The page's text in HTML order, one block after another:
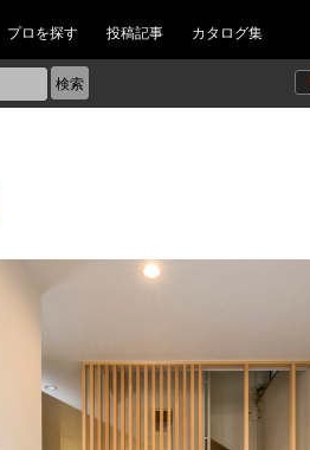
プロを探す 投稿記事 カタログ集